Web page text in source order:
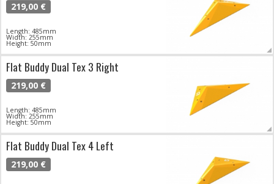
219,00 €
Length: 485mm
Width: 255mm
Height: 50mm
Flat Buddy Dual Tex 3 Right
219,00 €
Length: 485mm
Width: 255mm
Height: 50mm
Flat Buddy Dual Tex 4 Left
219,00 €